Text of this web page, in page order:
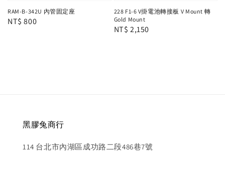
RAM-B-342U 內管固定座
Regular
NT$ 800
228 F1-6 V掛電池轉接板 V Mount 轉
Gold Mount
Regular
NT$ 2,150
黑膠兔商行
114 台北市內湖區成功路二段486巷7號